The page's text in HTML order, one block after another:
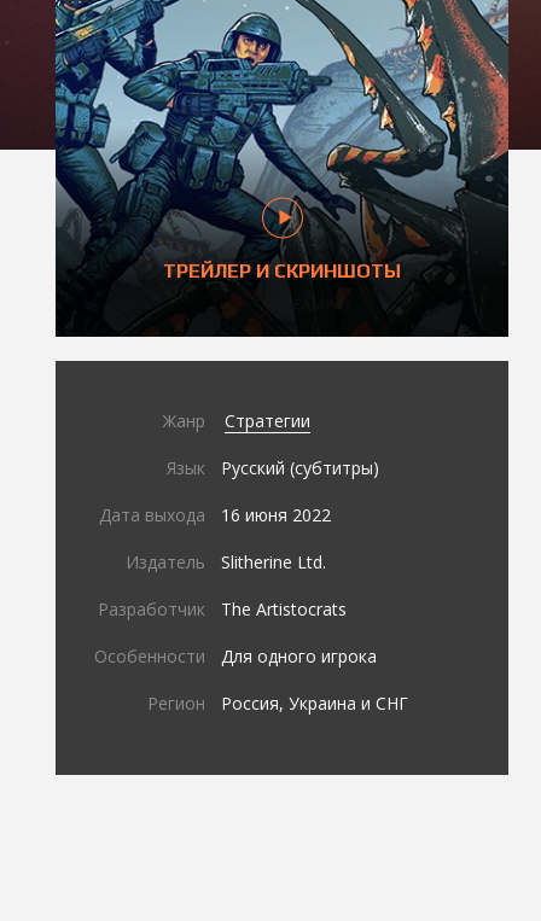
ТРЕЙЛЕР И СКРИНШОТЫ
Жанр Стратегии
Язык Русский (субтитры)
Дата выхода 16 июня 2022
Издатель Slitherine Ltd.
Разработчик The Artistocrats
Особенности Для одного игрока
Регион Россия, Украина и СНГ